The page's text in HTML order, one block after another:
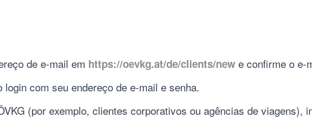
de e-mail em https://oevkg.at/de/clients/newe confirme o e-
com seu endereço de e-mail e senha.
(por exemplo, clientes corporativos ou agências de viagens),